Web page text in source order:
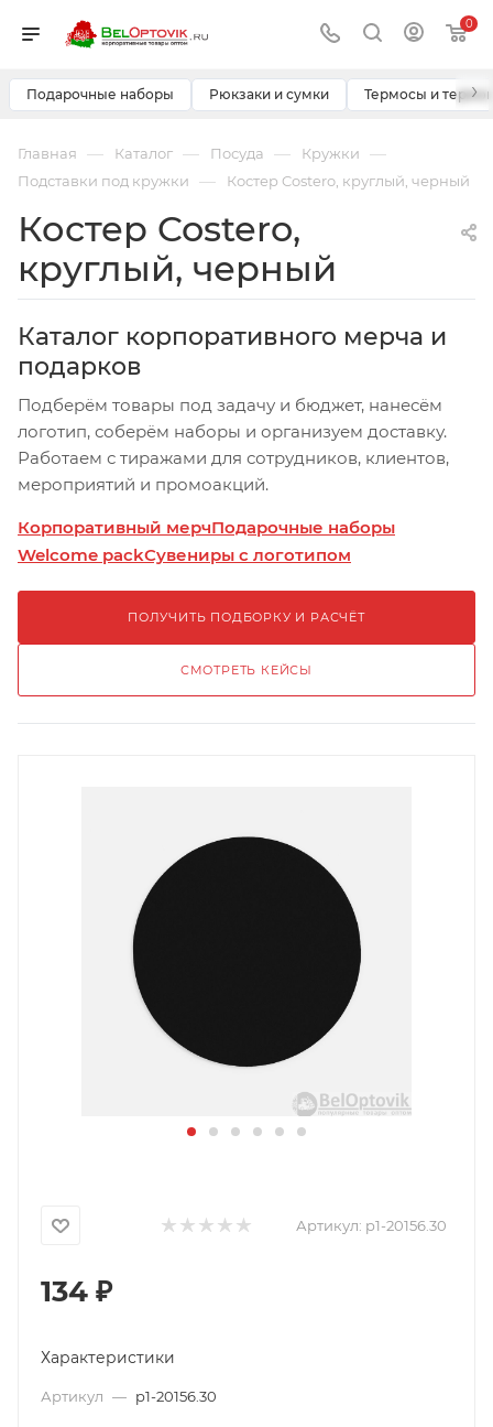
0
Подарочные наборы Рюкзаки и сумки Термосы и ›
Главная — Каталог — Посуда — Кружки —
Подставки под кружки — Костер Costero, круглый, черный
Костер Costero,
круглый, черный
Каталог корпоративного мерча и
подарков
Подберём товары под задачу и бюджет, нанесём
логотип, соберём наборы и организуем доставку.
Работаем с тиражами для сотрудников, клиентов,
мероприятий и промоакций.
Корпоративный мерчПодарочные наборы
Welcome packСувениры с логотипом
ПОЛУЧИТЬ ПОДБОРКУ И РАСЧЁТ
СМОТРЕТЬ КЕЙСЫ
Артикул: p1-20156.30
134 ₽
Характеристики
Артикул — p1-20156.30